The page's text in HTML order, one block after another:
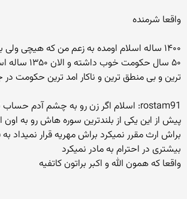
واقعا شرمنده
۱۴۰۰ ساله اسلام اومده به زعم من که هیچی
۵۰ سال حکومت
ترین و بی منطق ترین و ناکار امد ترین حکومت
پیش از این یکی از بلندترین سوره هاش رو به
براش ارث مقرر نمیکرد براش مهریه قرار نمیداد به
بیشتری در احترام به مادر نمیکرد
واقعا که همون الله و اکبر براتون کاتفیه